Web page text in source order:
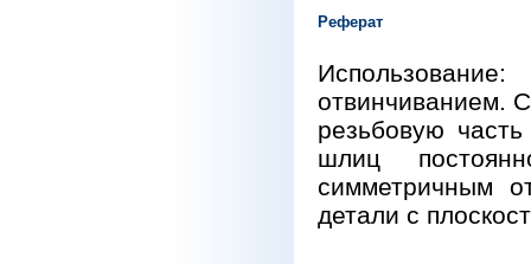
Реферат
отвинчиванием.
резьбовую
шлиц
симметричным
детали с